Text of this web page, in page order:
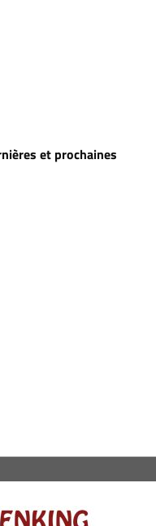
et prochaines